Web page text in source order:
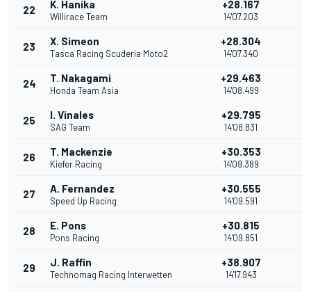
22 K. Hanika
Willirace Team
+28.167
14'07.203
23 X. Simeon
Tasca Racing Scuderia Moto2
+28.304
14'07.340
24 T. Nakagami
Honda Team Asia
+29.463
14'08.499
25 I. Vinales
SAG Team
+29.795
14'08.831
26 T. Mackenzie
Kiefer Racing
+30.353
14'09.389
27 A. Fernandez
Speed Up Racing
+30.555
14'09.591
28 E. Pons
Pons Racing
+30.815
14'09.851
29 J. Raffin
Technomag Racing Interwetten
+38.907
14'17.943